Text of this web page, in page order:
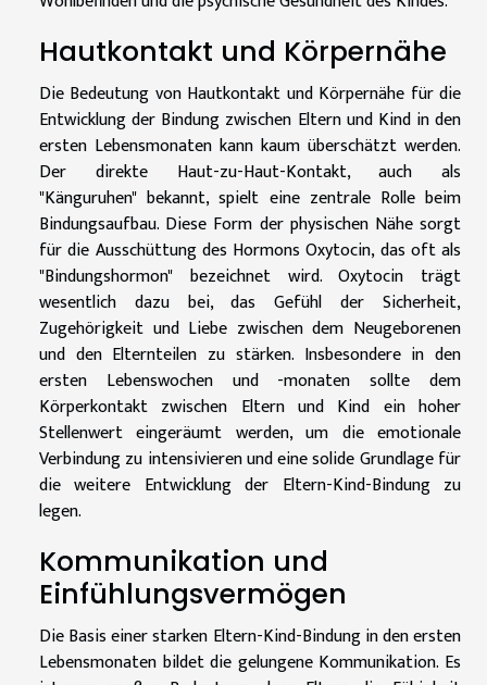
Hautkontakt und Körpernähe
Die Bedeutung von Hautkontakt und Körpernähe für die
Entwicklung der Bindung zwischen Eltern und Kind in den
ersten Lebensmonaten kann kaum überschätzt werden.
Der direkte Haut-zu-Haut-Kontakt, auch als
"Känguruhen" bekannt, spielt eine zentrale Rolle beim
Bindungsaufbau. Diese Form der physischen Nähe sorgt
für die Ausschüttung des Hormons Oxytocin, das oft als
"Bindungshormon" bezeichnet wird. Oxytocin trägt
wesentlich dazu bei, das Gefühl der Sicherheit,
Zugehörigkeit und Liebe zwischen dem Neugeborenen
und den Elternteilen zu stärken. Insbesondere in den
ersten Lebenswochen und -monaten sollte dem
Körperkontakt zwischen Eltern und Kind ein hoher
Stellenwert eingeräumt werden, um die emotionale
Verbindung zu intensivieren und eine solide Grundlage für
die weitere Entwicklung der Eltern-Kind-Bindung zu
legen.
Kommunikation und
Einfühlungsvermögen
Die Basis einer starken Eltern-Kind-Bindung in den ersten
Lebensmonaten bildet die gelungene Kommunikation. Es